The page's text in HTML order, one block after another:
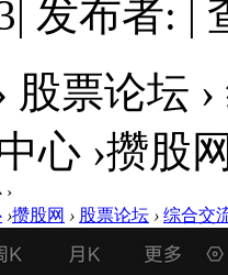
| 发布者: |
股票论坛
心 ›攒股
›攒股网 › 股票论坛 › 综合交